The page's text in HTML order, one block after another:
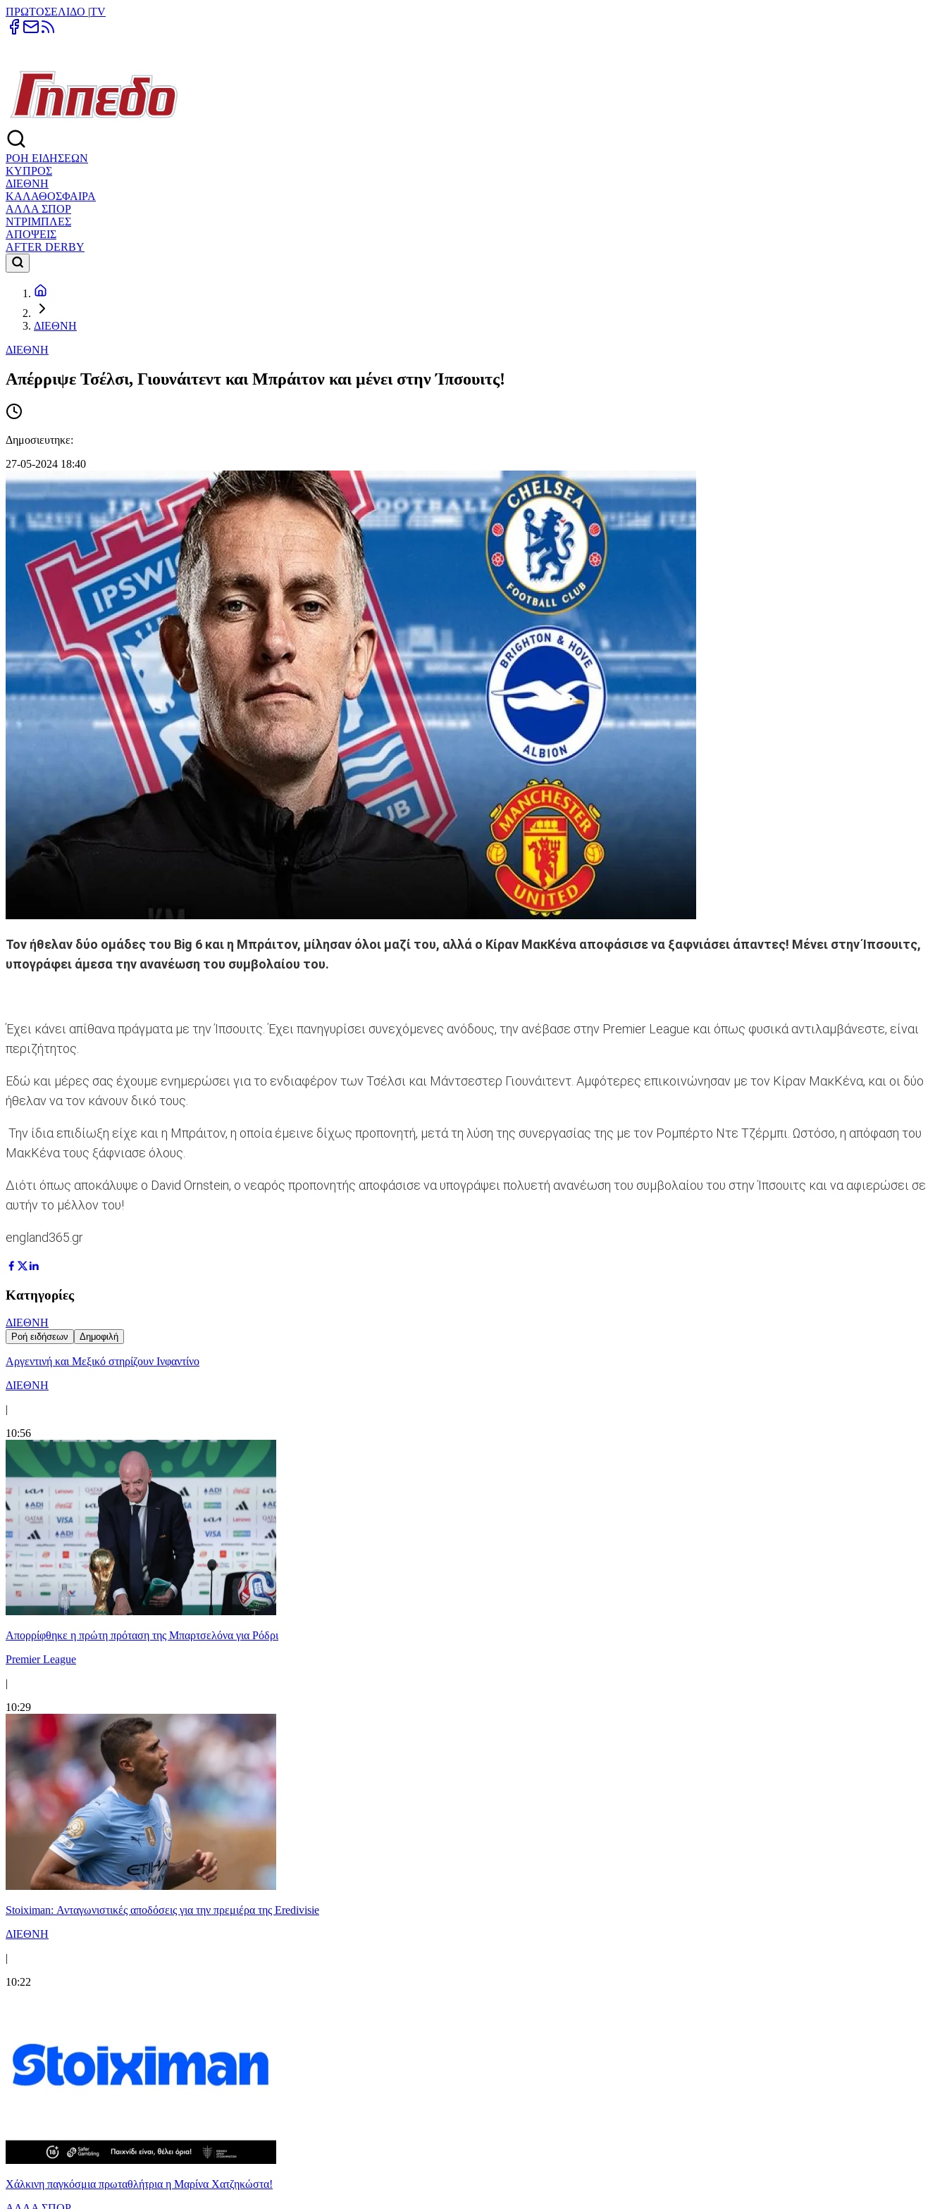
ΠΡΩΤΟΣΕΛΙΔΟ |TV
ΡΟΗ ΕΙΔΗΣΕΩΝ
ΚΥΠΡΟΣ
ΔΙΕΘΝΗ
ΚΑΛΑΘΟΣΦΑΙΡΑ
ΑΛΛΑ ΣΠΟΡ
ΝΤΡΙΜΠΛΕΣ
ΑΠΟΨΕΙΣ
AFTER DERBY
ΔΙΕΘΝΗ
ΔΙΕΘΝΗ
Απέρριψε Τσέλσι, Γιουνάιτεντ και Μπράιτον και μένει στην Ίπσουιτς!
Δημοσιευτηκε:
27-05-2024 18:40
Τον ήθελαν δύο ομάδες του Big 6 και η Μπράιτον, μίλησαν όλοι μαζί του, αλλά ο Κίραν ΜακΚένα αποφάσισε να ξαφνιάσει άπαντες! Μένει στην Ίπσουιτς,
υπογράφει άμεσα την ανανέωση του συμβολαίου του.
Έχει κάνει απίθανα πράγματα με την Ίπσουιτς. Έχει πανηγυρίσει συνεχόμενες ανόδους, την ανέβασε στην Premier League και όπως φυσικά αντιλαμβάνεστε, είναι
περιζήτητος.
Εδώ και μέρες σας έχουμε ενημερώσει για το ενδιαφέρον των Τσέλσι και Μάντσεστερ Γιουνάιτεντ. Αμφότερες επικοινώνησαν με τον Κίραν ΜακΚένα, και οι δύο
ήθελαν να τον κάνουν δικό τους.
Την ίδια επιδίωξη είχε και η Μπράιτον, η οποία έμεινε δίχως προπονητή, μετά τη λύση της συνεργασίας της με τον Ρομπέρτο Ντε Τζέρμπι. Ωστόσο, η απόφαση του
ΜακΚένα τους ξάφνιασε όλους.
Διότι όπως αποκάλυψε ο David Ornstein, ο νεαρός προπονητής αποφάσισε να υπογράψει πολυετή ανανέωση του συμβολαίου του στην Ίπσουιτς και να αφιερώσει σε
αυτήν το μέλλον του!
england365.gr
Κατηγορίες
ΔΙΕΘΝΗ
Ροή ειδήσεων Δημοφιλή
Αργεντινή και Μεξικό στηρίζουν Ινφαντίνο
ΔΙΕΘΝΗ
|
10:56
Απορρίφθηκε η πρώτη πρόταση της Μπαρτσελόνα για Ρόδρι
Premier League
|
10:29
Stoiximan: Ανταγωνιστικές αποδόσεις για την πρεμιέρα της Eredivisie
ΔΙΕΘΝΗ
|
10:22
Χάλκινη παγκόσμια πρωταθλήτρια η Μαρίνα Χατζηκώστα!